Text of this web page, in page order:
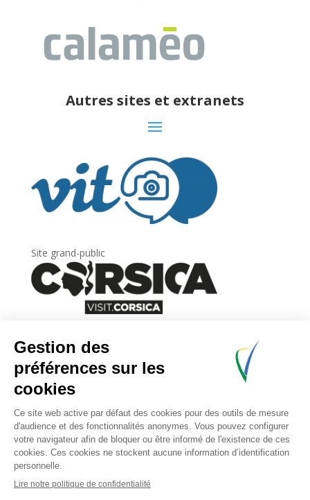
Autres sites et extranets
Site grand-public
Newsletter
Inscrivez-vous àla lettre d’information
l’Agence du tourisme de la Corse.